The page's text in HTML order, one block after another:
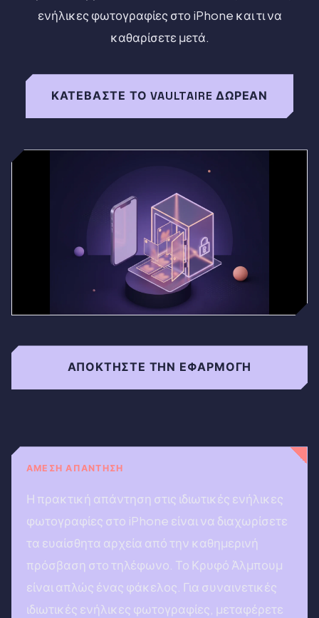
ενήλικες φωτογραφίες στο iPhone και τι να
καθαρίσετε μετά.
ΚΑΤΕΒΆΣΤΕ ΤΟ VAULTAIRE ΔΩΡΕΆΝ
ΑΠΟΚΤΉΣΤΕ ΤΗΝ ΕΦΑΡΜΟΓΉ
ΆΜΕΣΗ ΑΠΆΝΤΗΣΗ
Η πρακτική απάντηση στις ιδιωτικές ενήλικες
φωτογραφίες στο iPhone είναι να διαχωρίσετε
τα ευαίσθητα αρχεία από την καθημερινή
πρόσβαση στο τηλέφωνο. Το Κρυφό Άλμπουμ
είναι απλώς ένας φάκελος. Για συναινετικές
ιδιωτικές ενήλικες φωτογραφίες, μεταφέρετε